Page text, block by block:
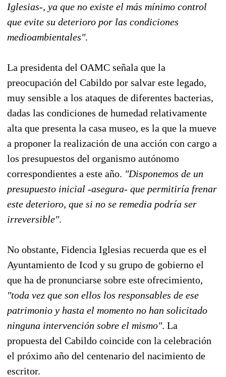
Iglesias-, ya que no existe el más mínimo control
que evite su deterioro por las condiciones
medioambientales".
La presidenta del OAMC señala que la
preocupación del Cabildo por salvar este legado,
muy sensible a los ataques de diferentes bacterias,
dadas las condiciones de humedad relativamente
alta que presenta la casa museo, es la que la mueve
a proponer la realización de una acción con cargo a
los presupuestos del organismo autónomo
correspondientes a este año. "Disponemos de un
presupuesto inicial -asegura- que permitiría frenar
este deterioro, que si no se remedia podría ser
irreversible".
No obstante, Fidencia Iglesias recuerda que es el
Ayuntamiento de Icod y su grupo de gobierno el
que ha de pronunciarse sobre este ofrecimiento,
"toda vez que son ellos los responsables de ese
patrimonio y hasta el momento no han solicitado
ninguna intervención sobre el mismo". La
propuesta del Cabildo coincide con la celebración
el próximo año del centenario del nacimiento de
escritor.